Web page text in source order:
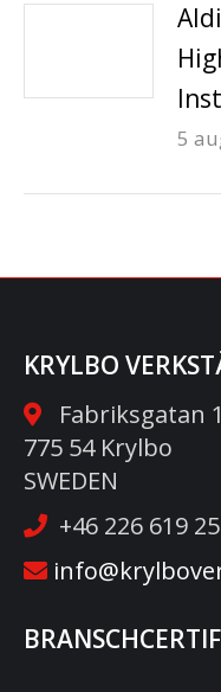
5
KRYLBO
Fabriksgatan
775 54 Krylbo
SWEDEN
+46 226 619 25